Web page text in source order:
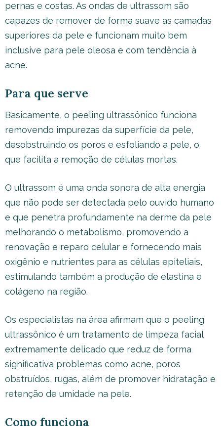
pernas e costas. As ondas de ultrassom são
capazes de remover de forma suave as camadas
superiores da pele e funcionam muito bem
inclusive para pele oleosa e com tendência à
acne.
Para que serve
Basicamente, o peeling ultrassônico funciona
removendo impurezas da superfície da pele,
desobstruindo os poros e esfoliando a pele, o
que facilita a remoção de células mortas.
O ultrassom é uma onda sonora de alta energia
que não pode ser detectada pelo ouvido humano
e que penetra profundamente na derme da pele
melhorando o metabolismo, promovendo a
renovação e reparo celular e fornecendo mais
oxigênio e nutrientes para as células epiteliais,
estimulando também a produção de elastina e
colágeno na região.
Os especialistas na área afirmam que o peeling
ultrassônico é um tratamento de limpeza facial
extremamente delicado que reduz de forma
significativa problemas como acne, poros
obstruídos, rugas, além de promover hidratação e
retenção de umidade na pele.
Como funciona